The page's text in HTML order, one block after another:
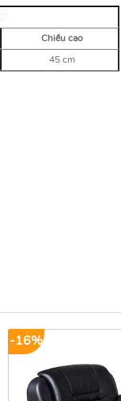
Chiều cao
45 cm
-16%